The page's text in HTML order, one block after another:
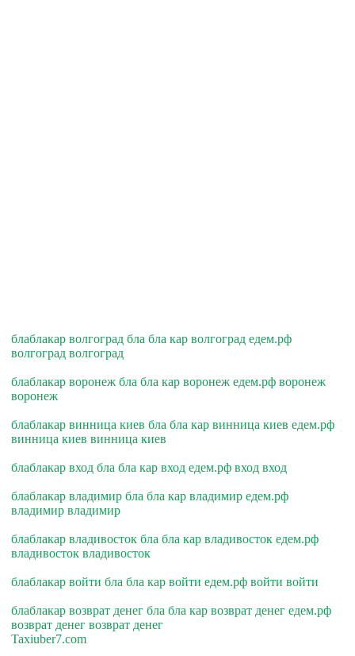
блаблакар волгоград бла бла кар волгоград едем.рф
волгоград волгоград
блаблакар воронеж бла бла кар воронеж едем.рф воронеж
воронеж
блаблакар винница киев бла бла кар винница киев едем.рф
винница киев винница киев
блаблакар вход бла бла кар вход едем.рф вход вход
блаблакар владимир бла бла кар владимир едем.рф
владимир владимир
блаблакар владивосток бла бла кар владивосток едем.рф
владивосток владивосток
блаблакар войти бла бла кар войти едем.рф войти войти
блаблакар возврат денег бла бла кар возврат денег едем.рф
возврат денег возврат денег
Taxiuber7.com